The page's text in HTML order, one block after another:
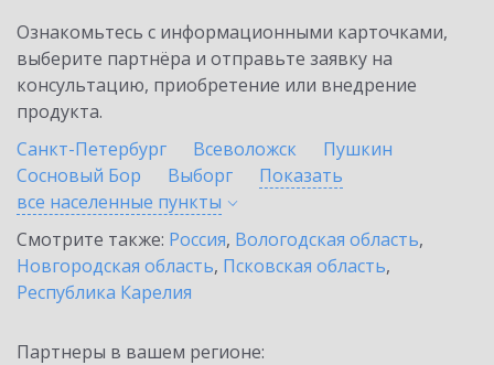
Ознакомьтесь с информационными карточками,
выберите партнёра и отправьте заявку на
консультацию, приобретение или внедрение
продукта.
Санкт-Петербург
Всеволожск
Пушкин
Сосновый Бор
Выборг
Показать
все населенные пункты
Смотрите также: Россия, Вологодская область,
Новгородская область, Псковская область,
Республика Карелия
Партнеры в вашем регионе: